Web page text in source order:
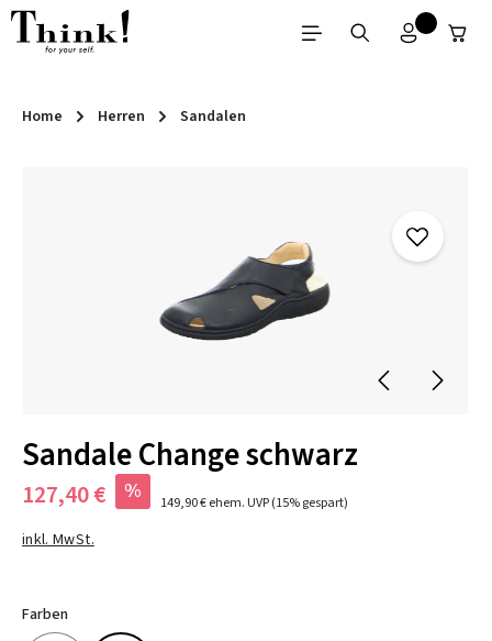
Zum Hauptinhalt springen
Home Herren Sandalen
Sandale Change schwarz
127,40 € % 149,90 €ehem. UVP(15% gespart)
inkl. MwSt.
Farben